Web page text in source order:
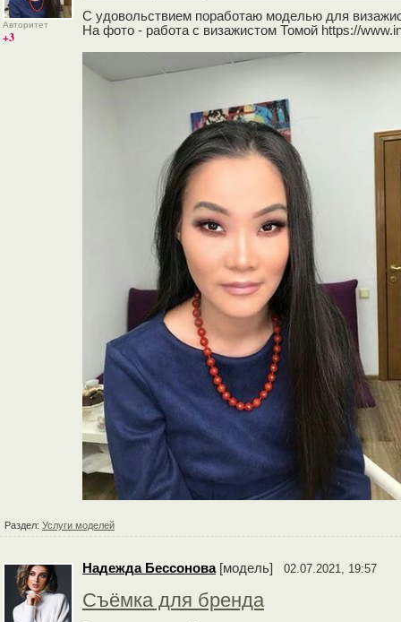
Авторитет
+3
С удовольствием поработаю моделью для
На фото - работа с визажистом Томой https://
Раздел: Услуги моделей
Надежда Бессонова[модель] 02.07.2021, 19:57
Съёмка для бренда